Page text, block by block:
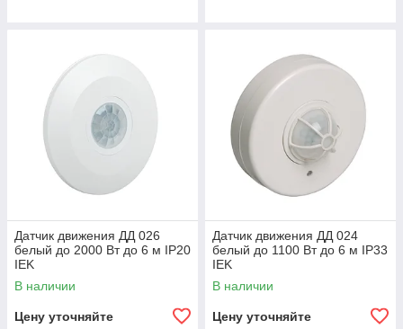
Датчик движения ДД 026
белый до 2000 Вт до 6 м IP20
IEK
В наличии
Цену уточняйте
Датчик движения ДД 024
белый до 1100 Вт до 6 м IP33
IEK
В наличии
Цену уточняйте